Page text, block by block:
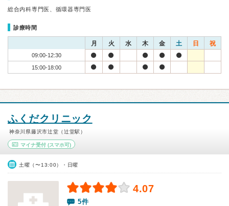
総合内科専門医、循環器専門医
診療時間
月 火 水 木 金 土 日 祝
09:00-12:30
15:00-18:00
ふくだクリニック
神奈川県藤沢市辻堂（辻堂駅）
マイナ受付 (スマホ可)
土曜（〜13:00）・日曜
4.07
5件